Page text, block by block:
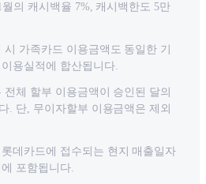
의 캐시백율 7%, 캐시백한도 5만
시 가족카드 이용금액도 동일한 기
용실적에 합산됩니다.
전체 할부 이용금액이 승인된 달의
. 단, 무이자할부 이용금액은 제외
데카드에 접수되는 현지 매출일자
포함됩니다.